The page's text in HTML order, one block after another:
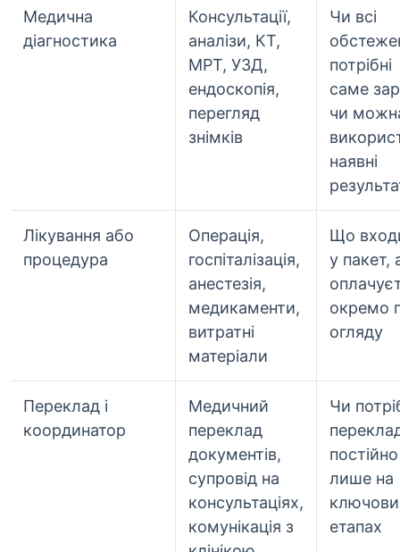
Медична
діагностика
Консультації,
аналізи, КТ,
МРТ, УЗД,
ендоскопія,
перегляд
знімків
Чи всі
потрібні
саме
чи
наявні
Лікування або
процедура
Операція,
госпіталізація,
анестезія,
медикаменти,
витратні
матеріали
Що
у пакет,
окремо
огляду
Переклад і
координатор
Медичний
переклад
документів,
супровід на
консультаціях,
комунікація з
Чи
лише на
етапах